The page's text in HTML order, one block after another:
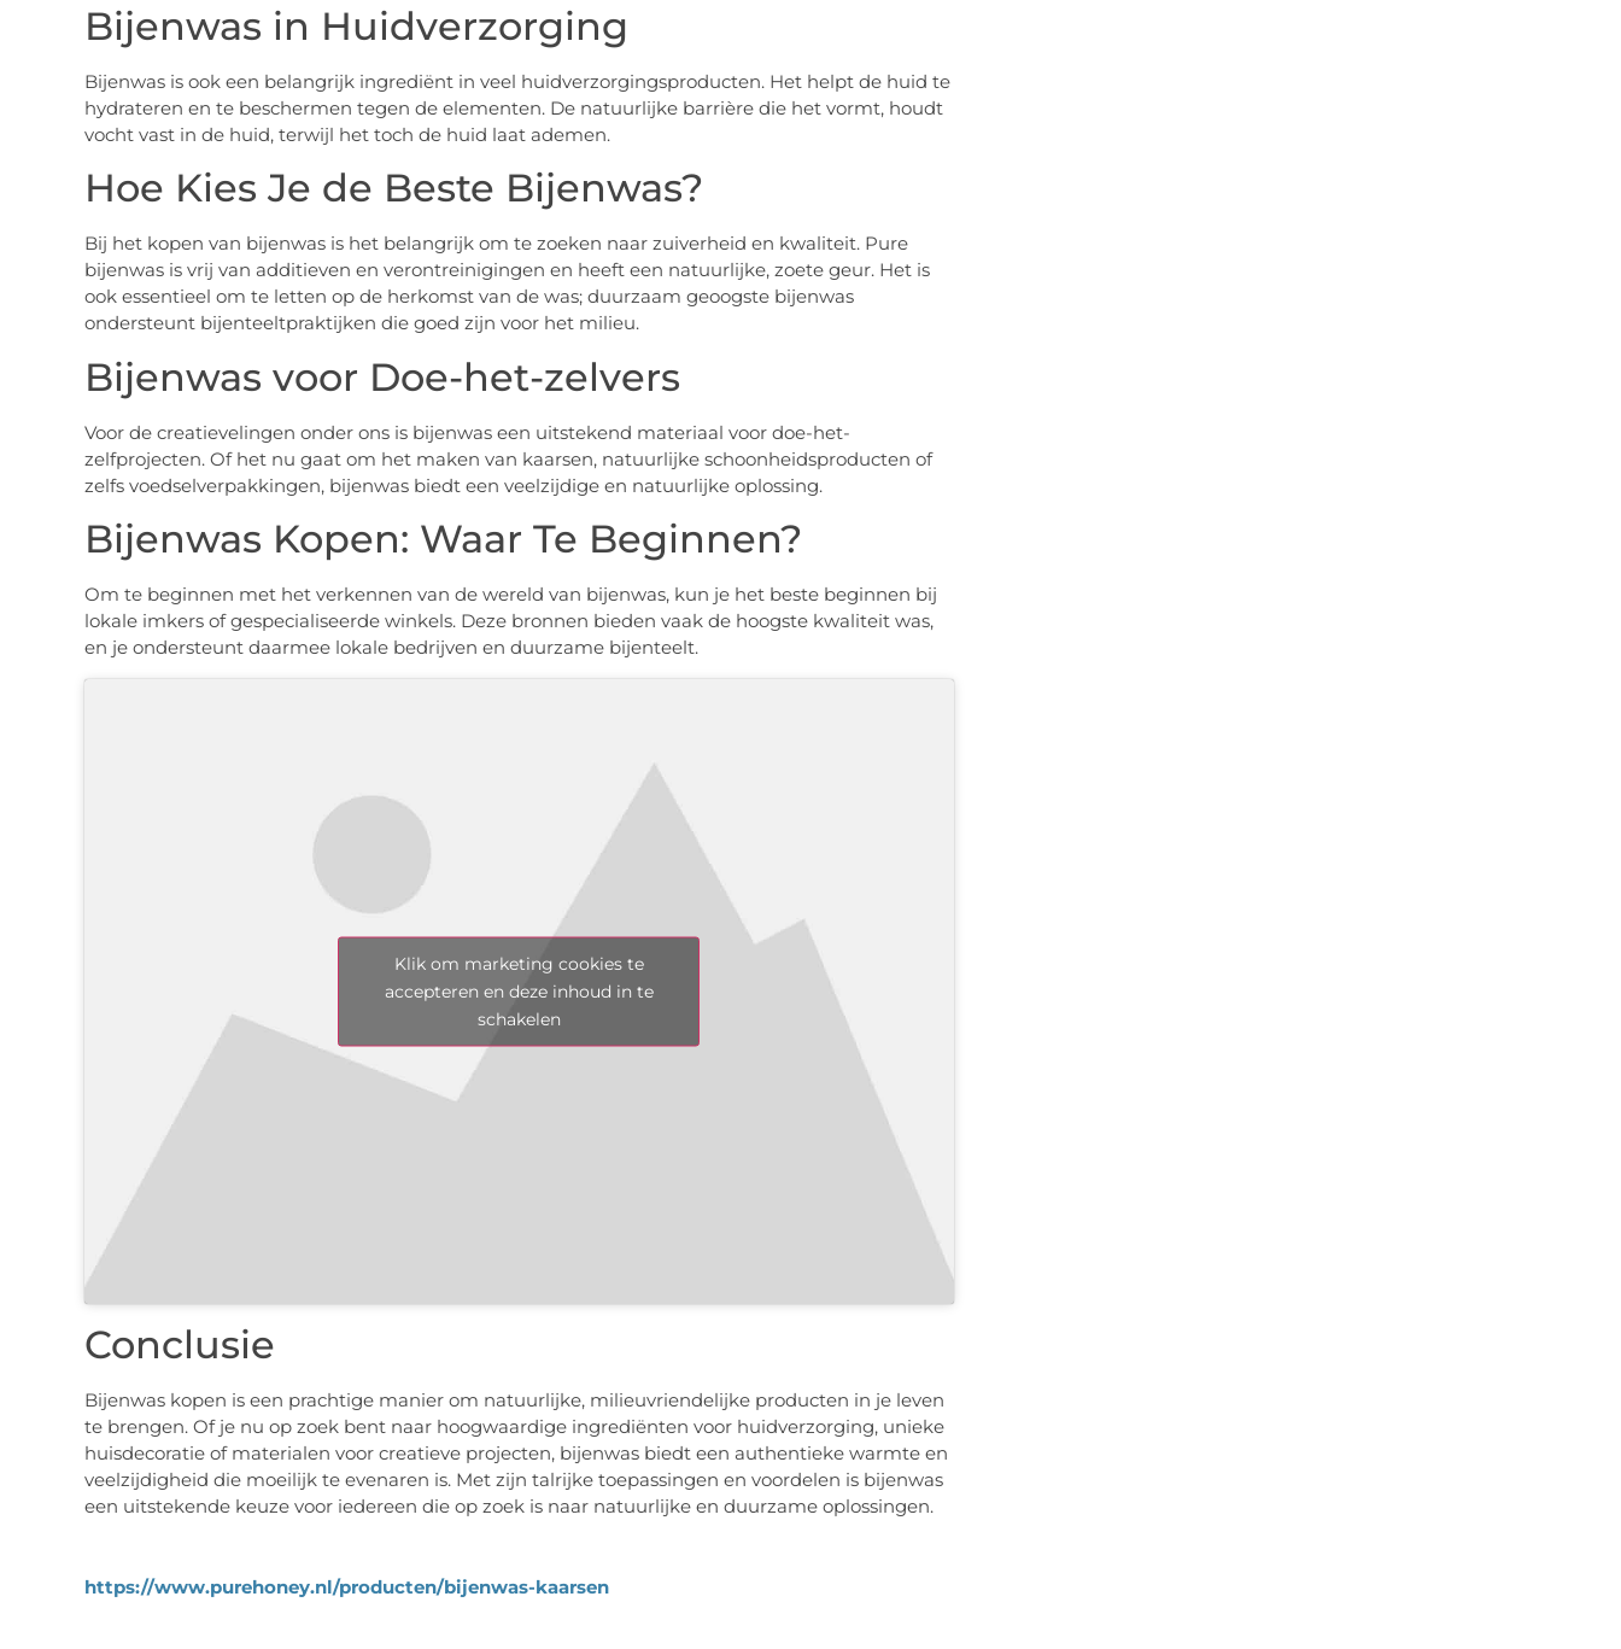
Bijenwas in Huidverzorging
Bijenwas is ook een belangrijk ingrediënt in veel huidverzorgingsproducten. Het helpt de huid te
hydrateren en te beschermen tegen de elementen. De natuurlijke barrière die het vormt, houdt
vocht vast in de huid, terwijl het toch de huid laat ademen.
Hoe Kies Je de Beste Bijenwas?
Bij het kopen van bijenwas is het belangrijk om te zoeken naar zuiverheid en kwaliteit. Pure
bijenwas is vrij van additieven en verontreinigingen en heeft een natuurlijke, zoete geur. Het is
ook essentieel om te letten op de herkomst van de was; duurzaam geoogste bijenwas
ondersteunt bijenteeltpraktijken die goed zijn voor het milieu.
Bijenwas voor Doe-het-zelvers
Voor de creatievelingen onder ons is bijenwas een uitstekend materiaal voor doe-het-
zelfprojecten. Of het nu gaat om het maken van kaarsen, natuurlijke schoonheidsproducten of
zelfs voedselverpakkingen, bijenwas biedt een veelzijdige en natuurlijke oplossing.
Bijenwas Kopen: Waar Te Beginnen?
Om te beginnen met het verkennen van de wereld van bijenwas, kun je het beste beginnen bij
lokale imkers of gespecialiseerde winkels. Deze bronnen bieden vaak de hoogste kwaliteit was,
en je ondersteunt daarmee lokale bedrijven en duurzame bijenteelt.
Klik om marketing cookies te
accepteren en deze inhoud in te
schakelen
Conclusie
Bijenwas kopen is een prachtige manier om natuurlijke, milieuvriendelijke producten in je leven
te brengen. Of je nu op zoek bent naar hoogwaardige ingrediënten voor huidverzorging, unieke
huisdecoratie of materialen voor creatieve projecten, bijenwas biedt een authentieke warmte en
veelzijdigheid die moeilijk te evenaren is. Met zijn talrijke toepassingen en voordelen is bijenwas
een uitstekende keuze voor iedereen die op zoek is naar natuurlijke en duurzame oplossingen.
https://www.purehoney.nl/producten/bijenwas-kaarsen